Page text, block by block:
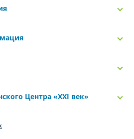
Центра «‎XXI век»